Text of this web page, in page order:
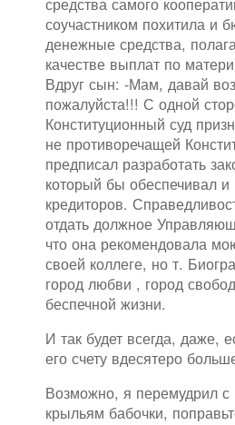
соучастником похитила и
денежные средства,
качестве выплат по
Вдруг сын: -Мам, давай
пожалуйста!!! С одной
Конституционный суд
не противоречащей
предписал разработать
который бы обеспечивал и
кредиторов.
отдать должное
что она рекомендовала
своей коллеге, но т.
город любви , город
беспечной жизни.
И так будет всегда, даже,
его счету вдесятеро
Возможно, я перемудрил
крыльям бабочки,